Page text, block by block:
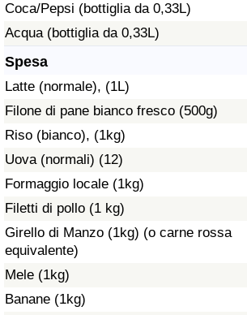
Coca/Pepsi (bottiglia da 0,33L)
Acqua (bottiglia da 0,33L)
Spesa
Latte (normale), (1L)
Filone di pane bianco fresco (500g)
Riso (bianco), (1kg)
Uova (normali) (12)
Formaggio locale (1kg)
Filetti di pollo (1 kg)
Girello di Manzo (1kg) (o carne rossa
equivalente)
Mele (1kg)
Banane (1kg)
Indice della Criminalità
Indice di criminalità per paese
Indice dell’Assistenza Sanitaria
Indice dell’Assistenza Sanitaria
Indice dell’Assistenza Sanitaria per
Nazione
Inquinamento